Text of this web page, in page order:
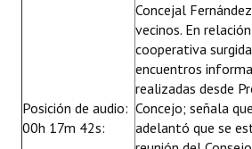
Entrega de distinciones
REFORMA DE LA CARTA ORGÁNICA
Posición de audio:
00h 17m 42s:
Concejal
vecinos. En
cooperativa
encuentros
realizadas desde
Concejo; señala
adelantó que se